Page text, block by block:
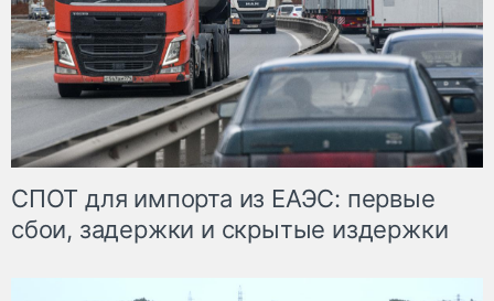
СПОТ для импорта из ЕАЭС: первые
сбои, задержки и скрытые издержки